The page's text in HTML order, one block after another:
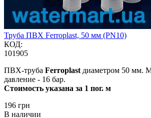
Труба ПВХ Ferroplast, 50 мм (PN10)
КОД:
101905
ПВХ-труба Ferroplast диаметром 50 мм.
давление - 16 бар.
Стоимость указана за 1 пог. м
‍196‍ грн
В наличии